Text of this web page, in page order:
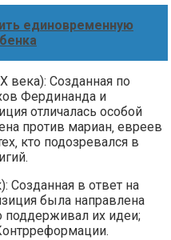
единовременную
века): Созданная по
Фердинанда и
отличалась особой
против мариан‚ евреев
кто подозревался в
Созданная в ответ на
была направлена
поддерживал их идеи;